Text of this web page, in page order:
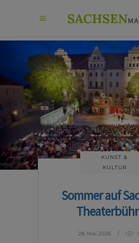
KUNST &
KULTUR
Sommer auf
28. Mai 2026